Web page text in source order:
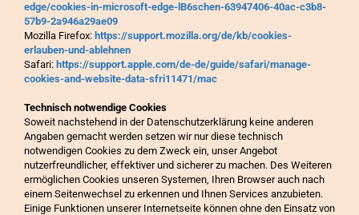
edge/cookies-in-microsoft-edge-lB6schen-63947406-40ac-c3b8-
57b9-2a946a29ae09
Mozilla Firefox: https://support.mozilla.org/de/kb/cookies-
erlauben-und-ablehnen
Safari: https://support.apple.com/de-de/guide/safari/manage-
cookies-and-website-data-sfri11471/mac
Technisch notwendige Cookies
Soweit nachstehend in der Datenschutzerklärung keine anderen
Angaben gemacht werden setzen wir nur diese technisch
notwendigen Cookies zu dem Zweck ein, unser Angebot
nutzerfreundlicher, effektiver und sicherer zu machen. Des Weiteren
ermöglichen Cookies unseren Systemen, Ihren Browser auch nach
einem Seitenwechsel zu erkennen und Ihnen Services anzubieten.
Einige Funktionen unserer Internetseite können ohne den Einsatz von